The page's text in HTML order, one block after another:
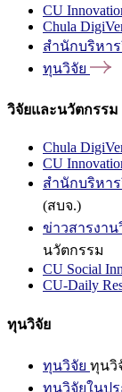
CU
Chula
สำนักบริหาร
ทุนวิจัย
วิจัยและนวัตกรรม
Chula
CU
สำนักบริหา
(สบจ.)
ข่าวสารงา
นวัตกรรม
CU Social
CU-Daily
ทุนวิจัย
ทุนวิจัย ทุนวิ
ทุนวิจัยในปร